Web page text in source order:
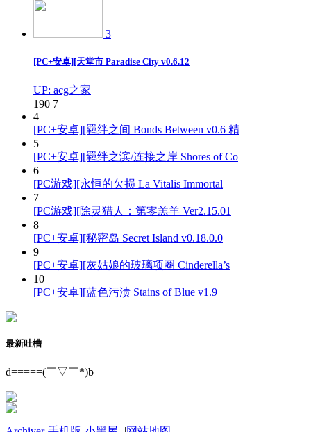
3
[PC+安卓][天堂市 Paradise City v0.6.12
UP: acg之家
190 7
4
[PC+安卓][羁绊之间 Bonds Between v0.6 精
5
[PC+安卓][羁绊之滨/连接之岸 Shores of Co
6
[PC游戏][永恒的欠损 La Vitalis Immortal
7
[PC游戏][除灵猎人：第零羔羊 Ver2.15.01
8
[PC+安卓][秘密岛 Secret Island v0.18.0.0
9
[PC+安卓][灰姑娘的玻璃项圈 Cinderella’s
10
[PC+安卓][蓝色污渍 Stains of Blue v1.9
最新吐槽
d=====(￣▽￣*)b